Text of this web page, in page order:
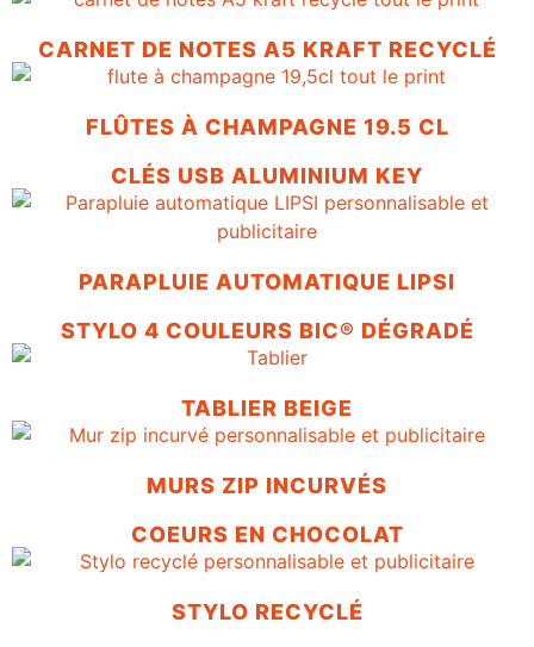
CARNET DE NOTES A5 KRAFT RECYCLÉ
FLÛTES À CHAMPAGNE 19.5 CL
CLÉS USB ALUMINIUM KEY
PARAPLUIE AUTOMATIQUE LIPSI
STYLO 4 COULEURS BIC® DÉGRADÉ
TABLIER BEIGE
MURS ZIP INCURVÉS
COEURS EN CHOCOLAT
STYLO RECYCLÉ